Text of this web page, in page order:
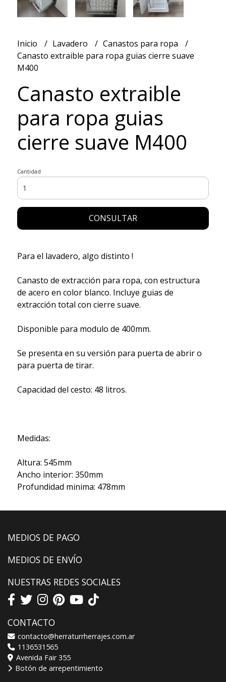
Inicio Lavadero
Canastos para ropa
Canasto extraible para ropa guias cierre suave
M400
Canasto extraible
para ropa guias
cierre suave M400
Cantidad
CONSULTAR
Para el lavadero, algo distinto !
Canasto de extracción para ropa, con estructura
de acero en color blanco. Incluye guias de
extracción total con cierre suave.
Disponible para modulo de 400mm.
Se presenta en su versión para puerta de abrir o
para puerta de tirar.
Capacidad del cesto: 48 litros.
Medidas:
Altura: 545mm
Ancho interior: 350mm
Profundidad minima: 478mm
MEDIOS DE PAGO
MEDIOS DE ENVÍO
NUESTRAS REDES SOCIALES
CONTACTO
contacto@herraturrherrajes.com.ar
1136531565
Avenida Fair 355
Botón de arrepentimiento